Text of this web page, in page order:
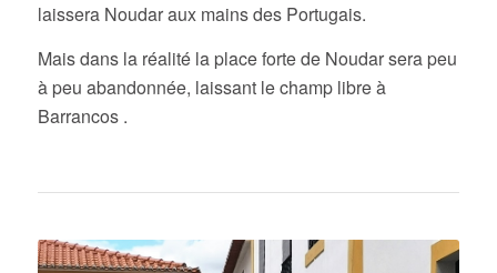
laissera Noudar aux mains des Portugais.
Mais dans la réalité la place forte de Noudar sera peu
à peu abandonnée, laissant le champ libre à
Barrancos .